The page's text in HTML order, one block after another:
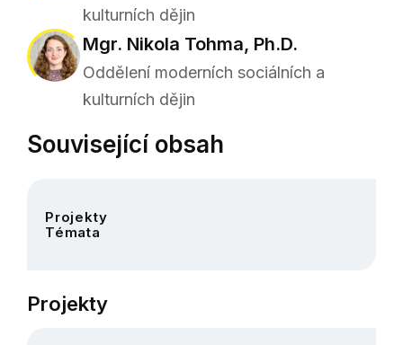
kulturních dějin
Mgr. Nikola Tohma, Ph.D.
Oddělení moderních sociálních a
kulturních dějin
Související obsah
Projekty
Témata
Projekty